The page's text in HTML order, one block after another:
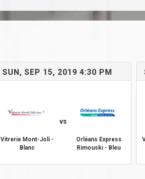
SUN, SEP 15, 2019 4:30 PM
Vitrerie Mont-Joli -
Blanc
vs
Orléans Express
Rimouski - Bleu